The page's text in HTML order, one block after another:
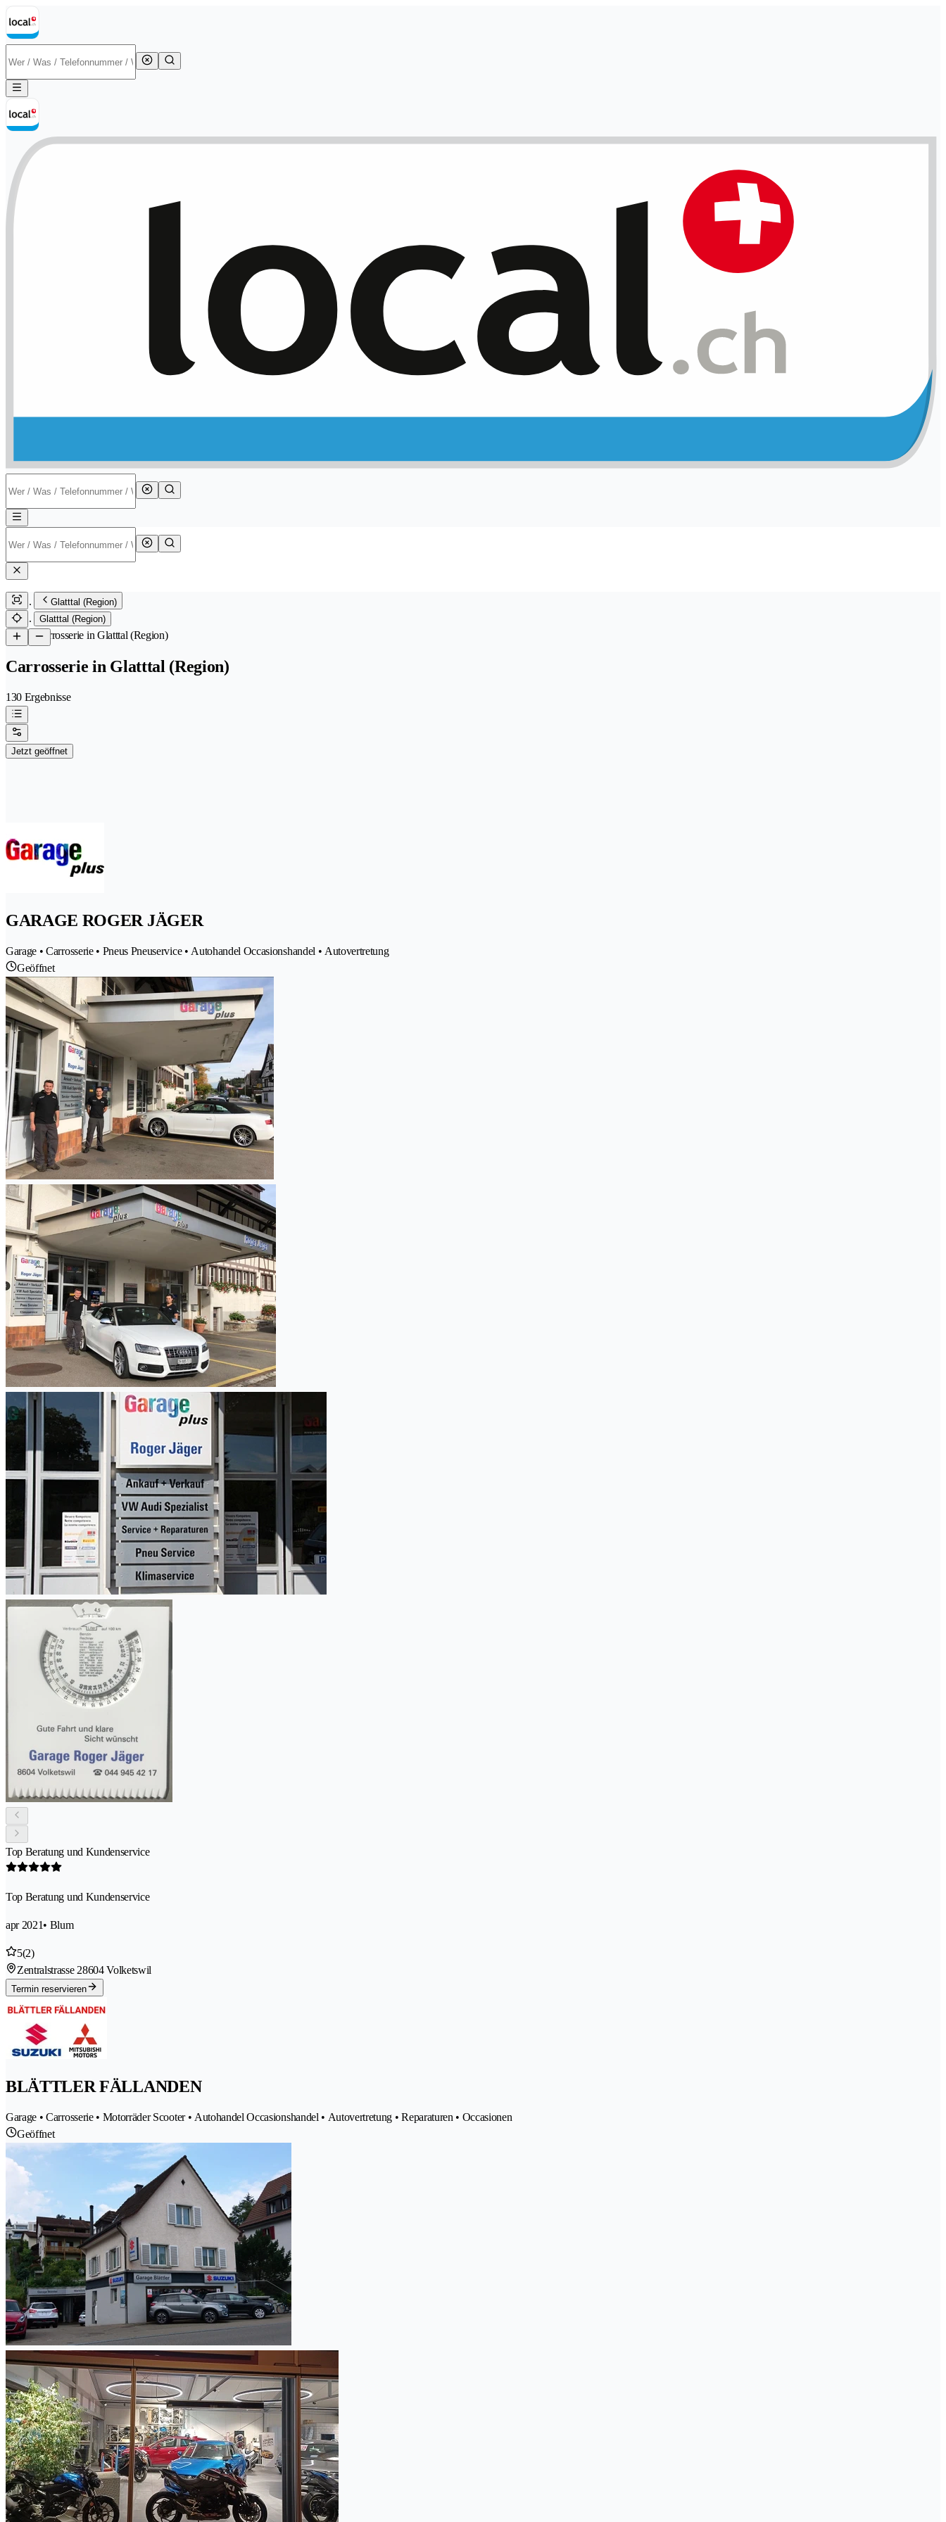
Glatttal (Region)
Glatttal (Region)
/Carrosserie in Glatttal (Region)
Carrosserie in Glatttal (Region)
130 Ergebnisse
Jetzt geöffnet
GARAGE ROGER JÄGER
Garage • Carrosserie • Pneus Pneuservice • Autohandel Occasionshandel • Autovertretung
Geöffnet
Top Beratung und Kundenservice
Top Beratung und Kundenservice
apr 2021• Blum
5(2)
Zentralstrasse 28604 Volketswil
Termin reservieren
BLÄTTLER FÄLLANDEN
Garage • Carrosserie • Motorräder Scooter • Autohandel Occasionshandel • Autovertretung • Reparaturen • Occasionen
Geöffnet